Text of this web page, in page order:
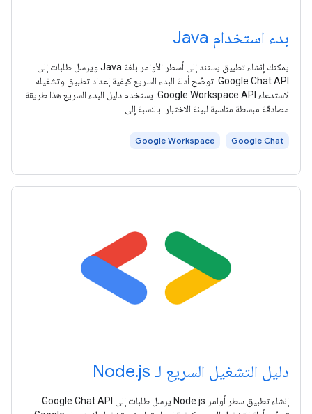
بدء استخدام Java
يمكنك إنشاء تطبيق يستند إلى أسطر الأوامر بلغة Java ويرسل طلبات إلى
Google Chat API. توضّح أدلة البدء السريع كيفية إعداد تطبيق وتشغيله
لاستدعاء Google Workspace API. يستخدم دليل البدء السريع هذا طريقة
مصادقة مبسطة مناسبة لبيئة الاختبار. بالنسبة إلى
Google Chat
Google Workspace
دليل التشغيل السريع لـ Node.js
إنشاء تطبيق سطر أوامر Node.js يرسل طلبات إلى Google Chat API